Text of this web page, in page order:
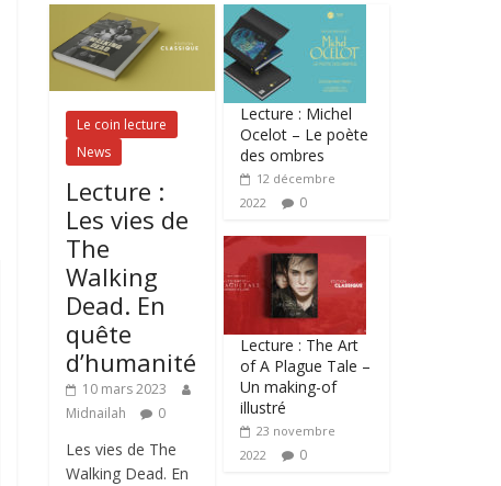
Le coin lecture
News
Lecture :
Les vies de
The
Walking
Dead. En
quête
d’humanité
10 mars 2023
Midnailah
0
Les vies de The
Walking Dead. En
Lecture : Michel
Ocelot – Le poète
des ombres
12 décembre
2022
0
Lecture : The Art
of A Plague Tale –
Un making-of
illustré
23 novembre
2022
0